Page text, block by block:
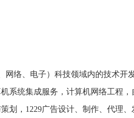
络、电子）科技领域内的技术开
系统集成服务，计算机网络工程，
划，1229广告设计、制作、代理、